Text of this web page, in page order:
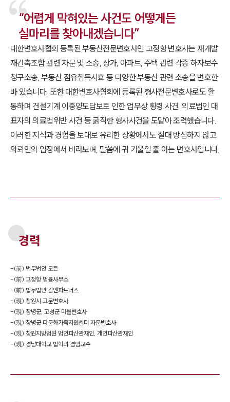
“어렵게 막혀있는 사건도 어떻게든
실마리를 찾아내겠습니다”
대한변호사협회 등록된 부동산전문변호사인 고정항 변호사는 재개발
재건축조합 관련 자문 및 소송, 상가, 아파트, 주택 관련 각종 하자보수
청구소송, 부동산 점유취득시효 등 다양한 부동산 관련 소송을 변호한
바 있습니다. 또한 대한변호사협회에 등록된 형사전문변호사로도 활
동하며 건설기계 이중양도담보로 인한 업무상 횡령 사건, 의료법인 대
표자의 의료법위반 사건 등 굵직한 형사사건을 도맡아 조력했습니다.
이러한 지식과 경험을 토대로 유리한 상황에서도 절대 방심하지 않고
의뢰인의 입장에서 바라보며, 말씀에 귀 기울일 줄 아는 변호사입니다.
경력
-(前) 법무법인 모든
-(前) 고정항 법률사무소
-(前) 법무법인 김앤파트너스
-(現) 창원시 고문변호사
-(現) 창녕군, 고성군 마을변호사
-(現) 창녕군 다문화가족지원센터 자문변호사
-(現) 창원지방법원 법인파산관재인, 개인파산관재인
-(現) 경남대학교 법학과 겸임교수